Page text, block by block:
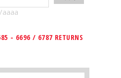
- 6696 / 6787 RETURNS